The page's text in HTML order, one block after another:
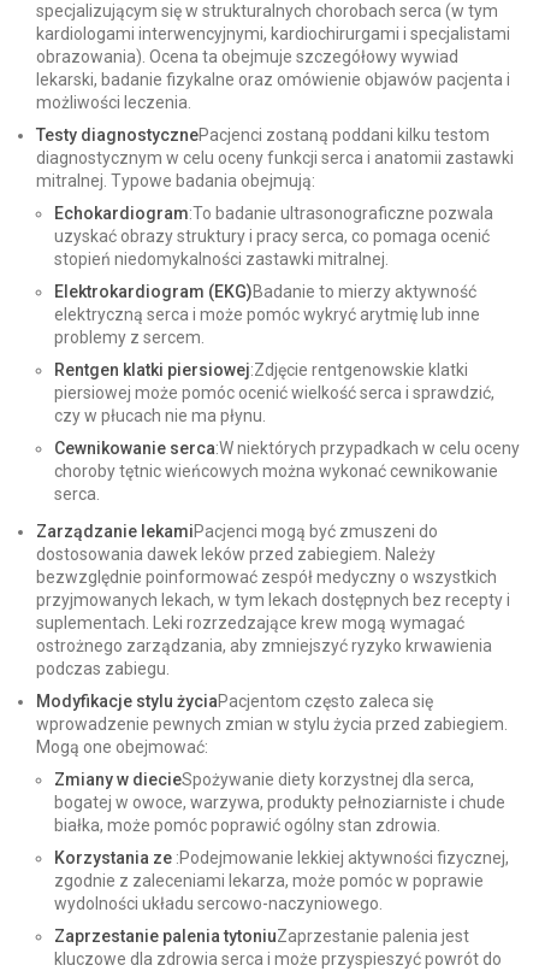
specjalizującym się w strukturalnych chorobach serca (w tym
kardiologami interwencyjnymi, kardiochirurgami i specjalistami
obrazowania). Ocena ta obejmuje szczegółowy wywiad
lekarski, badanie fizykalne oraz omówienie objawów pacjenta i
możliwości leczenia.
Testy diagnostycznePacjenci zostaną poddani kilku testom
diagnostycznym w celu oceny funkcji serca i anatomii zastawki
mitralnej. Typowe badania obejmują:
Echokardiogram:To badanie ultrasonograficzne pozwala
uzyskać obrazy struktury i pracy serca, co pomaga ocenić
stopień niedomykalności zastawki mitralnej.
Elektrokardiogram (EKG)Badanie to mierzy aktywność
elektryczną serca i może pomóc wykryć arytmię lub inne
problemy z sercem.
Rentgen klatki piersiowej:Zdjęcie rentgenowskie klatki
piersiowej może pomóc ocenić wielkość serca i sprawdzić,
czy w płucach nie ma płynu.
Cewnikowanie serca:W niektórych przypadkach w celu oceny
choroby tętnic wieńcowych można wykonać cewnikowanie
serca.
Zarządzanie lekamiPacjenci mogą być zmuszeni do
dostosowania dawek leków przed zabiegiem. Należy
bezwzględnie poinformować zespół medyczny o wszystkich
przyjmowanych lekach, w tym lekach dostępnych bez recepty i
suplementach. Leki rozrzedzające krew mogą wymagać
ostrożnego zarządzania, aby zmniejszyć ryzyko krwawienia
podczas zabiegu.
Modyfikacje stylu życiaPacjentom często zaleca się
wprowadzenie pewnych zmian w stylu życia przed zabiegiem.
Mogą one obejmować:
Zmiany w diecieSpożywanie diety korzystnej dla serca,
bogatej w owoce, warzywa, produkty pełnoziarniste i chude
białka, może pomóc poprawić ogólny stan zdrowia.
Korzystania ze :Podejmowanie lekkiej aktywności fizycznej,
zgodnie z zaleceniami lekarza, może pomóc w poprawie
wydolności układu sercowo-naczyniowego.
Zaprzestanie palenia tytoniuZaprzestanie palenia jest
kluczowe dla zdrowia serca i może przyspieszyć powrót do